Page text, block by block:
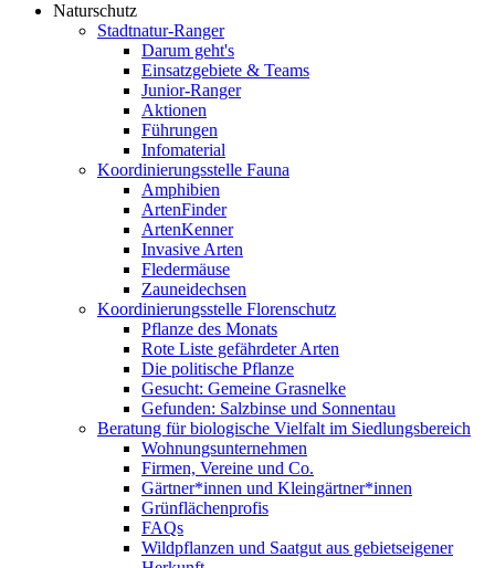
Naturschutz
Stadtnatur-Ranger
Darum geht's
Einsatzgebiete & Teams
Junior-Ranger
Aktionen
Führungen
Infomaterial
Koordinierungsstelle Fauna
Amphibien
ArtenFinder
ArtenKenner
Invasive Arten
Fledermäuse
Zauneidechsen
Koordinierungsstelle Florenschutz
Pflanze des Monats
Rote Liste gefährdeter Arten
Die politische Pflanze
Gesucht: Gemeine Grasnelke
Gefunden: Salzbinse und Sonnentau
Beratung für biologische Vielfalt im Siedlungsbereich
Wohnungsunternehmen
Firmen, Vereine und Co.
Gärtner*innen und Kleingärtner*innen
Grünflächenprofis
FAQs
Wildpflanzen und Saatgut aus gebietseigener